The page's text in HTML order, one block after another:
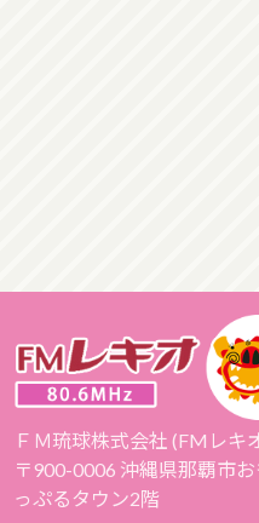
ＦＭ琉球株式会社 (FMレキ
〒900-0006 沖縄県那覇市
っぷるタウン2階